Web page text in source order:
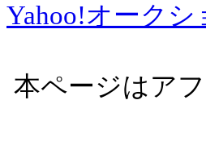
Yahoo!オークシ
本ページはア